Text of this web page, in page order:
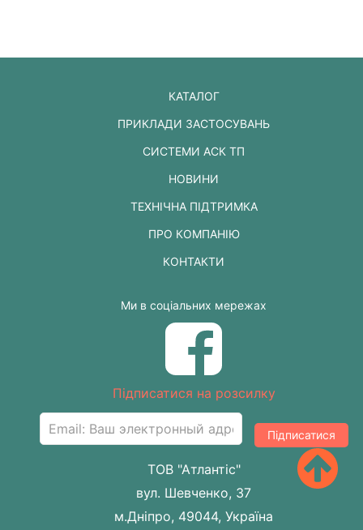
КАТАЛОГ
ПРИКЛАДИ ЗАСТОСУВАНЬ
СИСТЕМИ АСК ТП
НОВИНИ
ТЕХНІЧНА ПІДТРИМКА
ПРО КОМПАНІЮ
КОНТАКТИ
Ми в соціальних мережах
Підписатися на розсилку
Підписатися
ТОВ "Атлантіс"
вул. Шевченко, 37
м.Дніпро, 49044, Україна